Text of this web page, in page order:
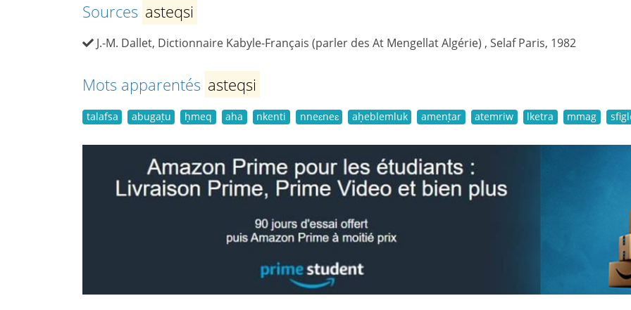
Sources asteqsi
J.-M. Dallet, Dictionnaire Kabyle-Français (parler des At Mengellat Algérie) , Selaf Paris, 1982
Mots apparentés asteqsi
talafsa abugaṭu ḥmeq aha nkenti nneɛneɛ aḥeblemluk amenṭar atemriw lketra mmag